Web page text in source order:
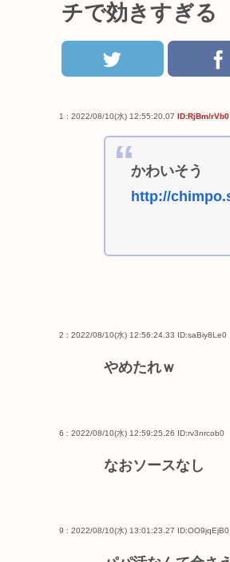
チで効きすぎる
1 : 2022/08/10(水) 12:55:20.07 ID:RjBm/rVb0
かわいそう
http://
2 : 2022/08/10(水) 12:56:24.33 ID:saBiy8Le0
やめたれｗ
6 : 2022/08/10(水) 12:59:25.26 ID:rv3nrcob0
なおソースなし
9 : 2022/08/10(水) 13:01:23.27 ID:OO9jqEjB0